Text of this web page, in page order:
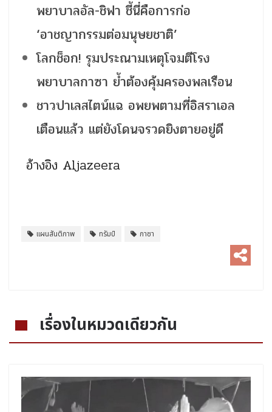
พยาบาลอัล-ชิฟา ชี้นี่คือการก่อ
‘อาชญากรรมต่อมนุษยชาติ’
โลกช็อก! รุมประณามเหตุโจมตีโรง
พยาบาลกาซา ย้ำต้องคุ้มครองพลเรือน
ชาวปาเลสไตน์แฉ อพยพตามที่อิสราเอล
เตือนแล้ว แต่ยังโดนจรวดยิงตายอยู่ดี
อ้างอิง Aljazeera
แผนสันติภาพ ทรัมป์ กาซา
เรื่องในหมวดเดียวกัน